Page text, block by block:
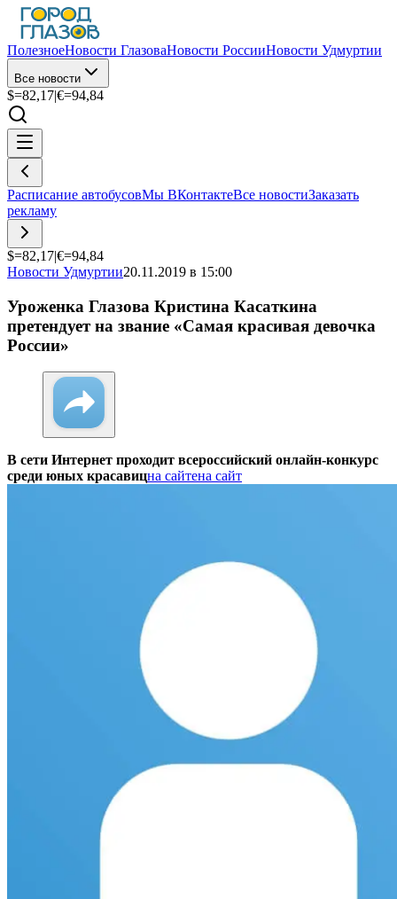
ПолезноеНовости ГлазоваНовости РоссииНовости Удмуртии
Все новости
$=82,17|€=94,84
Расписание автобусовМы ВКонтактеВсе новостиЗаказать
рекламу
$=82,17|€=94,84
Новости Удмуртии20.11.2019 в 15:00
Уроженка Глазова Кристина Касаткина
претендует на звание «Самая красивая девочка
России»
В сети Интернет проходит всероссийский онлайн-конкурс
среди юных красавицна сайтена сайт